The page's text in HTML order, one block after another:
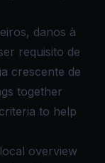
danos à
requisito de
crescente de
together
to help
overview